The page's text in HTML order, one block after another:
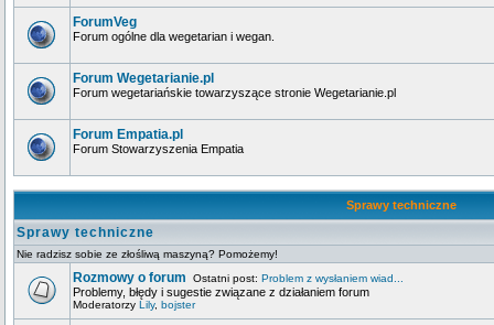
ForumVeg
Forum ogólne dla wegetarian i wegan.
Forum Wegetarianie.pl
Forum wegetariańskie towarzyszące stronie Wegetarianie.pl
Forum Empatia.pl
Forum Stowarzyszenia Empatia
Sprawy techniczne
Sprawy techniczne
Nie radzisz sobie ze złośliwą maszyną? Pomożemy!
Rozmowy o forum Ostatni post: Problem z wysłaniem wiad...
Problemy, błędy i sugestie związane z działaniem forum
Moderatorzy Lily, bojster